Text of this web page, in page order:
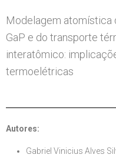
Modelagem atomística
GaP e do transporte
interatômico:
termoelétricas
Autores:
Gabriel Vinicius Alves